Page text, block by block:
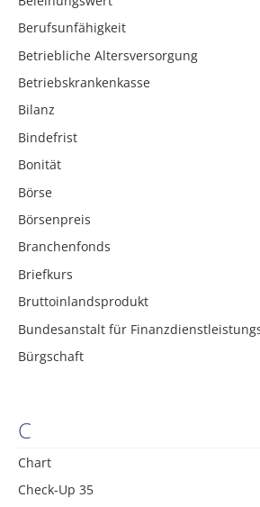
Berufsunfähigkeit
Betriebliche Altersversorgung
Betriebskrankenkasse
Bilanz
Bindefrist
Bonität
Börse
Börsenpreis
Branchenfonds
Briefkurs
Bruttoinlandsprodukt
Bundesanstalt für
Bürgschaft
C
Chart
Check-Up 35